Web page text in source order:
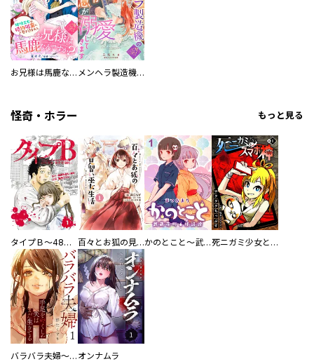
お兄様は馬鹿なんですか？～地味王女は婚約破棄に巻き込まれる～ メンヘラ製造機の公爵令息（過保護）が溺愛してきます
怪奇・ホラー もっと見る
タイプＢ～48時間後、致死率100％～【単話】 百々とお狐の見習い巫女生活【単行本版】 かのとこと～武蔵花町怪話譚～ 【連載版】 死ニガミ少女とスマホ神
バラバラ夫婦～手足をなくした夫はまだ生きてる オンナムラ